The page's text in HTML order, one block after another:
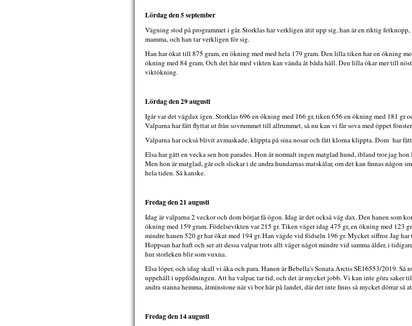
Lördag den 5 september
Vägning stod på programmet i går. Storklas har verkligen ätit upp sig, han är en riktig
mamma, och han tar verkligen för sig.
Han har ökat till 875 gram, en ökning med med hela 179 gram. Den lilla tiken har en ökning
ökning med 84 gram. Och det här med vikten kan vända åt båda håll. Den lilla ökar mer till
viktökning.
Lördag den 29 augusti
Igår var det vägdax igen. Storklas 696 en ökning med 166 gr, tiken 656 en ökning med 181 gr
Valparna har fått flyttat ut från sovrummet till allrummet, så nu kan vi får sova med öppet
Valparna har också blivit avmaskade, klippta på sina nosar och fått klorna klippta. Dom har
Elsa har gått en vecka sen hon parades. Hon är normalt ingen matglad hund, ibland tror jag
Men hon är matglad, går och slickar i de andra hundarnas matskålar, om det kan finnas någon
hela tiden. Så kanske.
Fredag den 21 augusti
Idag är valparna 2 veckor och dom börjar få ögon. Idag är det också väg dax. Den hanen som
ökning med 159 gram. Födelsevikten var 215 gr. Tiken väger idag 475 gr, en ökning med 123
mindre hanen 520 gr har ökat med 194 gr. Han vägde vid födseln 196 gr. Mycket siffror. Jag
Hoppsan har haft och ser att dessa valpar trots allt väger något mindre vid samma ålder, i
hur storleken blir som vuxna.
Elsa löper, och idag skall vi åka och para. Hanen är Bebella's Sonata Arctis SE16553/2019. Så
uppehåll i uppfödningen. Att ha valpar, tar tid, och det är mycket jobb. Vi kan inte göra saker
andra stanna hemma, åtminstone när vi bor här på landet, där det inte finns så mycket dörrar så
Fredag den 14 augusti